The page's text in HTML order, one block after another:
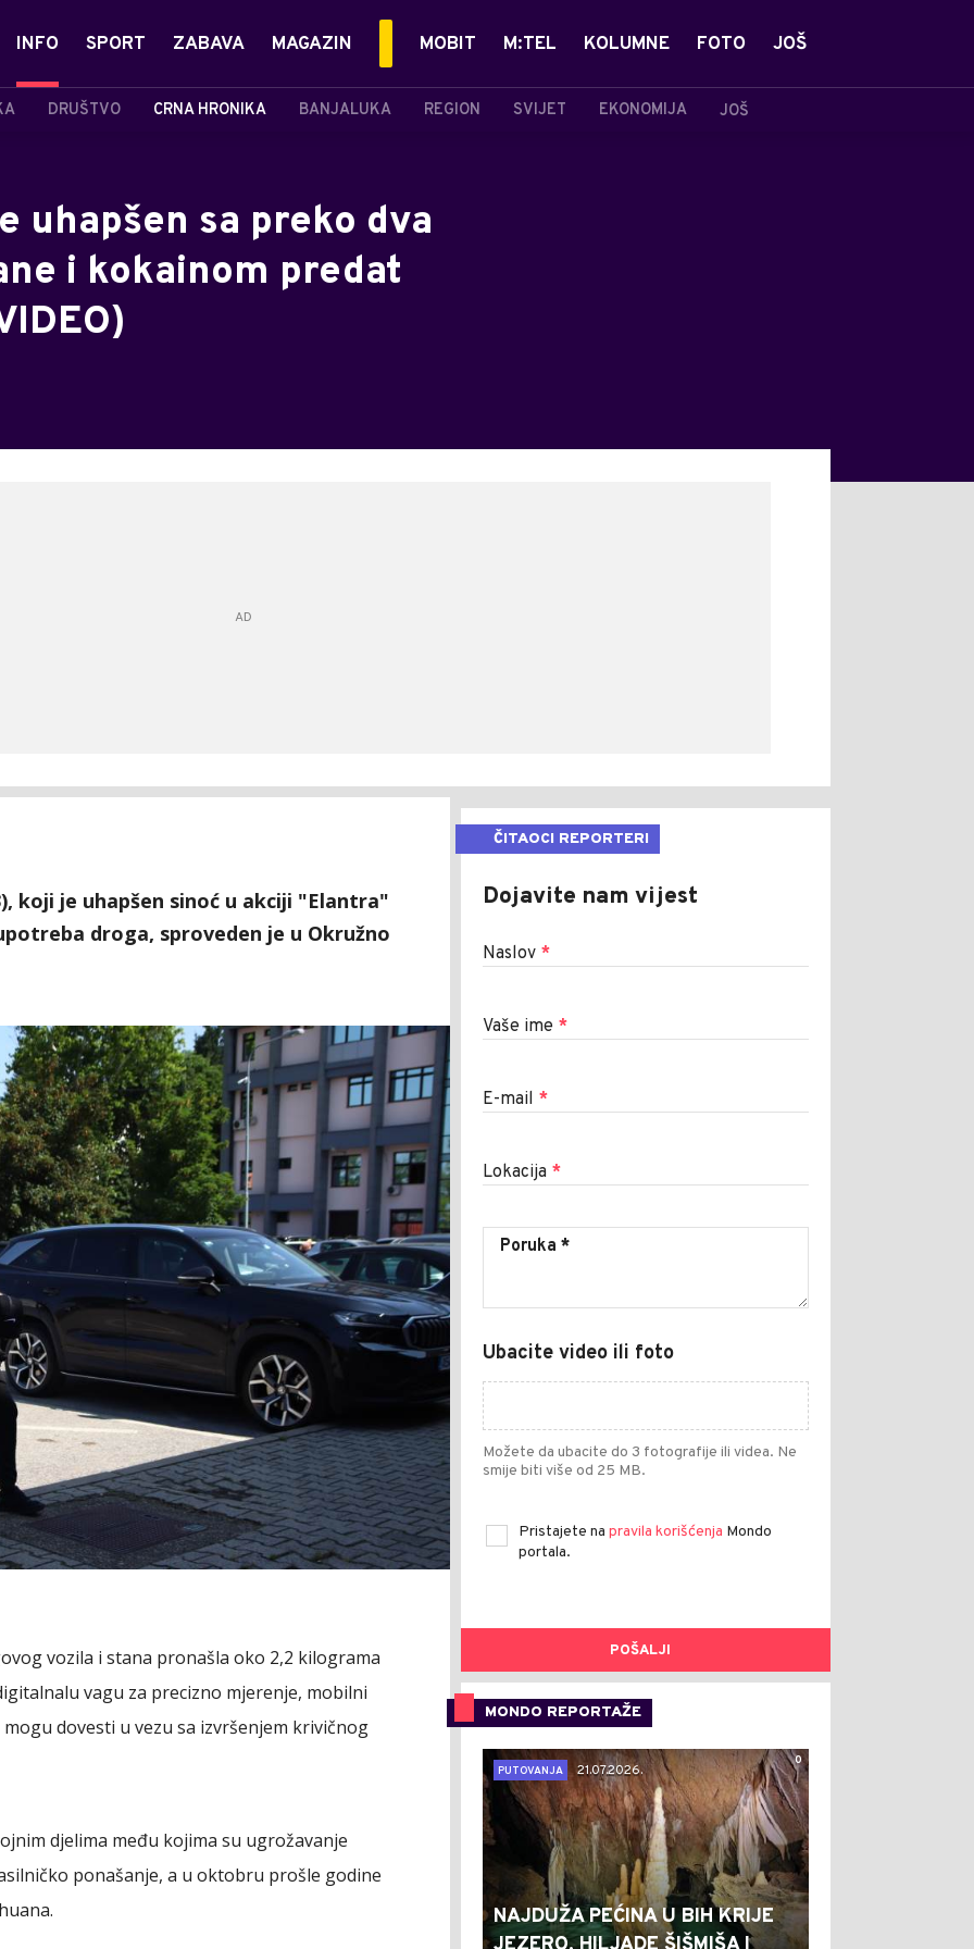
INFO
DRUŠTVO CRNA HRONIKA BANJALUKA REGION SVIJET EKONOMIJA JOŠ
SPORT ZABAVA MAGAZIN MOBIT M:TEL KOLUMNE FOTO JOŠ
uhapšen sa preko dva
i kokainom predat
koji je uhapšen sinoć u akciji "Elantra"
droga, sproveden je u Okružno
vozila i stana pronašla oko 2,2 kilograma
vagu za precizno mjerenje, mobilni
dovesti u vezu sa izvršenjem krivičnog
djelima među kojima su ugrožavanje
ponašanje, a u oktobru prošle godine
ČITAOCI REPORTERI
Dojavite nam vijest
Naslov *
Vaše ime *
E-mail *
Lokacija *
Ubacite video ili foto
Možete da ubacite do 3 fotografije ili videa. Ne
smije biti više od 25 MB.
Pristajete na pravila korišćenja Mondo
portala.
POŠALJI
MONDO REPORTAŽE
0
PUTOVANJA
21.07.2026.
NAJDUŽA PEĆINA U BIH KRIJE